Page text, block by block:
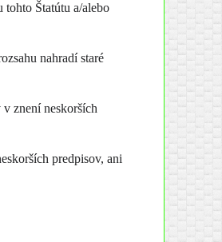
Štatútu a/alebo
nahradí staré
znení neskorších
predpisov, ani